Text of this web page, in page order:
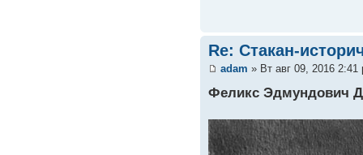
Re: Стакан-
adam » Вт авг 09, 2016 2:41
Феликс Эдмундович